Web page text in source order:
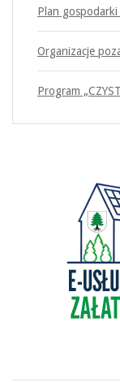
Plan
Organizacje
Program